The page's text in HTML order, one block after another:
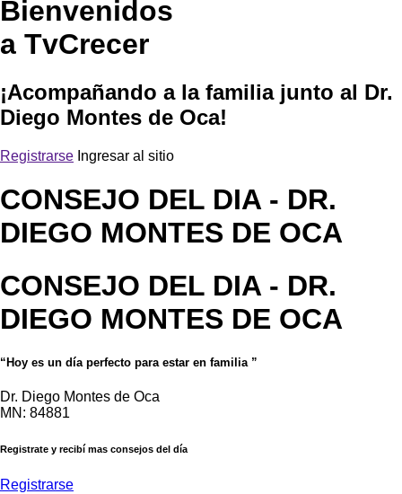
Bienvenidos
a TvCrecer
¡Acompañando a la familia junto al Dr.
Diego Montes de Oca!
Registrarse Ingresar al sitio
CONSEJO DEL DIA - DR.
DIEGO MONTES DE OCA
CONSEJO DEL DIA - DR.
DIEGO MONTES DE OCA
“Hoy es un día perfecto para estar en familia ”
Dr. Diego Montes de Oca
MN: 84881
Registrate y recibí mas consejos del día
Registrarse